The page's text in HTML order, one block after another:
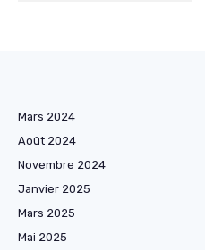
Mars 2024
Août 2024
Novembre 2024
Janvier 2025
Mars 2025
Mai 2025